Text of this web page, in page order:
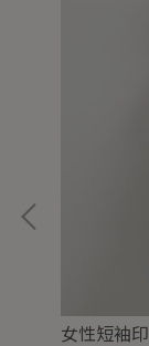
女性短袖